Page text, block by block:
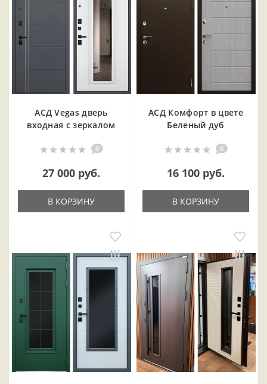
АСД Vegas дверь
входная с зеркалом
0
27 000 руб.
В КОРЗИНУ
АСД Комфорт в цвете
Беленый дуб
0
16 100 руб.
В КОРЗИНУ